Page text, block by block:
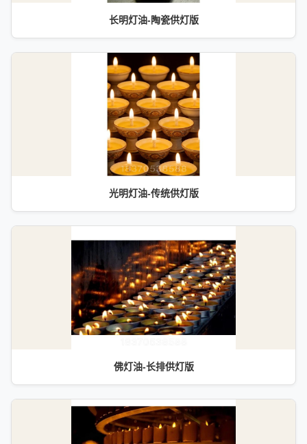
长明灯油-陶瓷供灯版
光明灯油-传统供灯版
佛灯油-长排供灯版